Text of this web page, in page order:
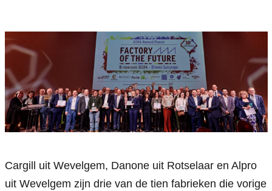
Cargill uit Wevelgem, Danone uit Rotselaar en Alpro
uit Wevelgem zijn drie van de tien fabrieken die vorige